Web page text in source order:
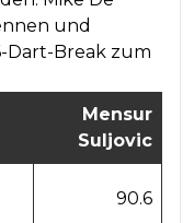
und
Dart-Break zum
Mensur
Suljovic
90.6